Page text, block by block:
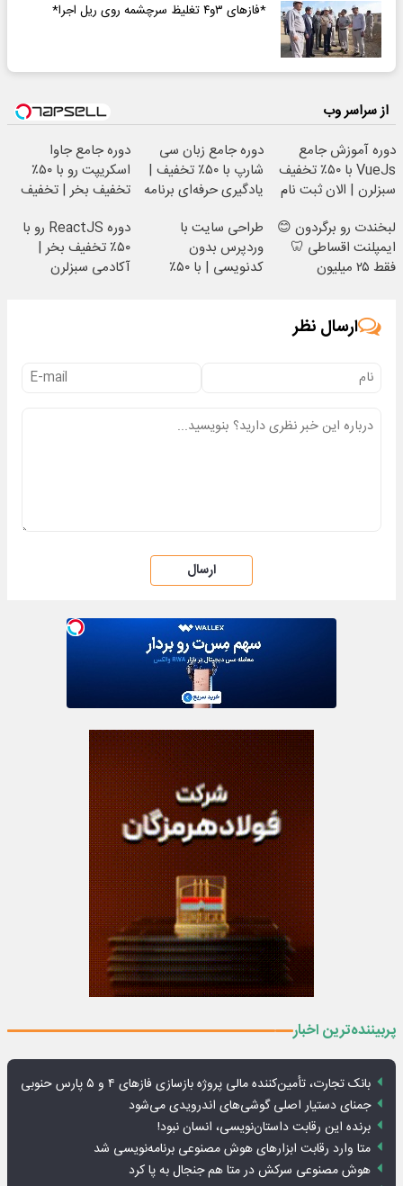
*فازهای ۳و۴ تغلیظ سرچشمه روی ریل اجرا*
از سراسر وب
دوره آموزش جامع
VueJs با ۵۰٪ تخفیف
سبزلرن | الان ثبت نام
دوره جامع زبان سی
شارپ با ۵۰٪ تخفیف |
یادگیری حرفه‌ای برنامه
دوره جامع جاوا
اسکریپت رو با ۵۰٪
تخفیف بخر | تخفیف
لبخندت رو برگردون 😊
ایمپلنت اقساطی 🦷
فقط ۲۵ میلیون
طراحی سایت با
وردپرس بدون
کدنویسی | با ۵۰٪
دوره ReactJS رو با
۵۰٪ تخفیف بخر |
آکادمی سبزلرن
ارسال نظر
ارسال
پربیننده‌ترین اخبار
بانک تجارت، تأمین‌کننده مالی پروژه بازسازی فازهای ۴ و ۵ پارس حنوبی
جمنای دستیار اصلی گوشی‌های اندرویدی می‌شود
برنده این رقابت داستان‌نویسی، انسان نبود!
متا وارد رقابت ابزارهای هوش مصنوعی برنامه‌نویسی شد
هوش مصنوعی سرکش در متا هم جنجال به پا کرد